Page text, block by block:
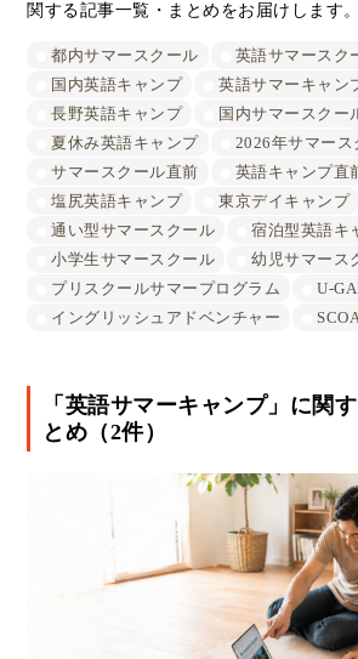
ビ関する記事一覧・まとめをお届けします。
都内サマースクール
英語サマースク
国内英語キャンプ
英語サマーキャン
長野英語キャンプ
国内サマースクー
夏休み英語キャンプ
2026年サマース
サマースクール直前
英語キャンプ直
塩尻英語キャンプ
東京デイキャンプ
通い型サマースクール
宿泊型英語キ
小学生サマースクール
幼児サマース
プリスクールサマープログラム
U-
イングリッシュアドベンチャー
「英語サマーキャンプ」に関
とめ（2件）